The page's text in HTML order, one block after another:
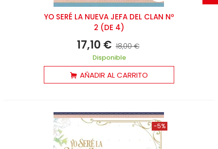
YO SERÉ LA NUEVA JEFA DEL CLAN Nº
2 (DE 4)
17,10 € 18,00 €
Disponible
AÑADIR AL CARRITO
-5%